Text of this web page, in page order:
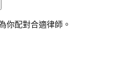
你配對合適律師。